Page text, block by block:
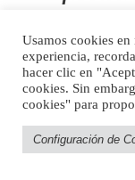
una y
sí
Usamos cookies
experiencia,
hacer clic en
cookies. Sin
cookies" para
Configuración de